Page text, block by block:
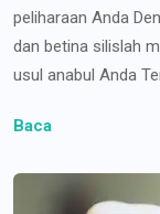
peliharaan Anda
dan betina silislah
usul anabul Anda
Baca